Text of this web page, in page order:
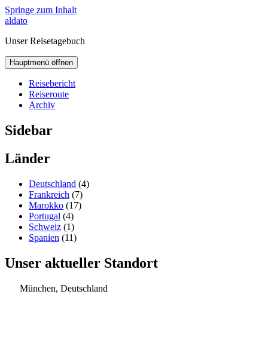
Springe zum Inhalt
aldato
Unser Reisetagebuch
Hauptmenü öffnen
Reisebericht
Reiseroute
Archiv
Sidebar
Länder
Deutschland (4)
Frankreich (7)
Marokko (17)
Portugal (4)
Schweiz (1)
Spanien (11)
Unser aktueller Standort
München, Deutschland